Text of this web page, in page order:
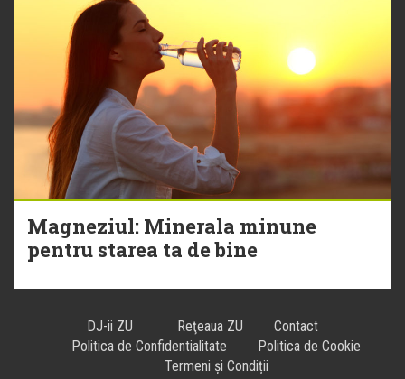
Magneziul: Minerala minune
pentru starea ta de bine
DJ-ii ZU Reţeaua ZU
Contact
Politica de Confidentialitate
Politica de Cookie
Termeni și Condiții